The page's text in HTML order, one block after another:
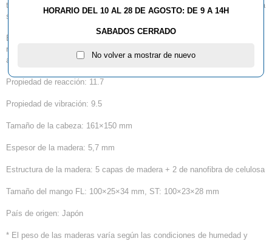
también ofrece la sensación de un largo tiempo de permanencia gracias a
su propiedad de baja vibración.
El diseño general se inspiró en el juego orientado al ataque de Fan a un
ritmo rápido. En la empuñadura se utilizan líneas rectas para significar la
actitud de Fan Zhendong, cuyo objetivo es ir siempre hacia delante.
Propiedad de reacción: 11.7
Propiedad de vibración: 9.5
Tamaño de la cabeza: 161×150 mm
Espesor de la madera: 5,7 mm
Estructura de la madera: 5 capas de madera + 2 de nanofibra de celulosa
Tamaño del mango FL: 100×25×34 mm, ST: 100×23×28 mm
País de origen: Japón
* El peso de las maderas varía según las condiciones de humedad y
HORARIO DEL 10 AL 28 DE AGOSTO: DE 9 A 14H
SABADOS CERRADO
No volver a mostrar de nuevo